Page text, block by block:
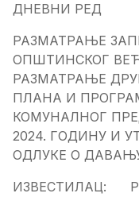
ДНЕВНИ РЕД
РАЗМАТРАЊЕ
ОПШТИНСКОГ
РАЗМАТРАЊЕ
ПЛАНА И
КОМУНАЛНОГ
2024. ГОДИНУ И
ОДЛУКЕ О
ИЗВЕСТИЛАЦ: